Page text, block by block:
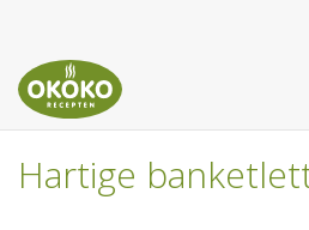
Hartige